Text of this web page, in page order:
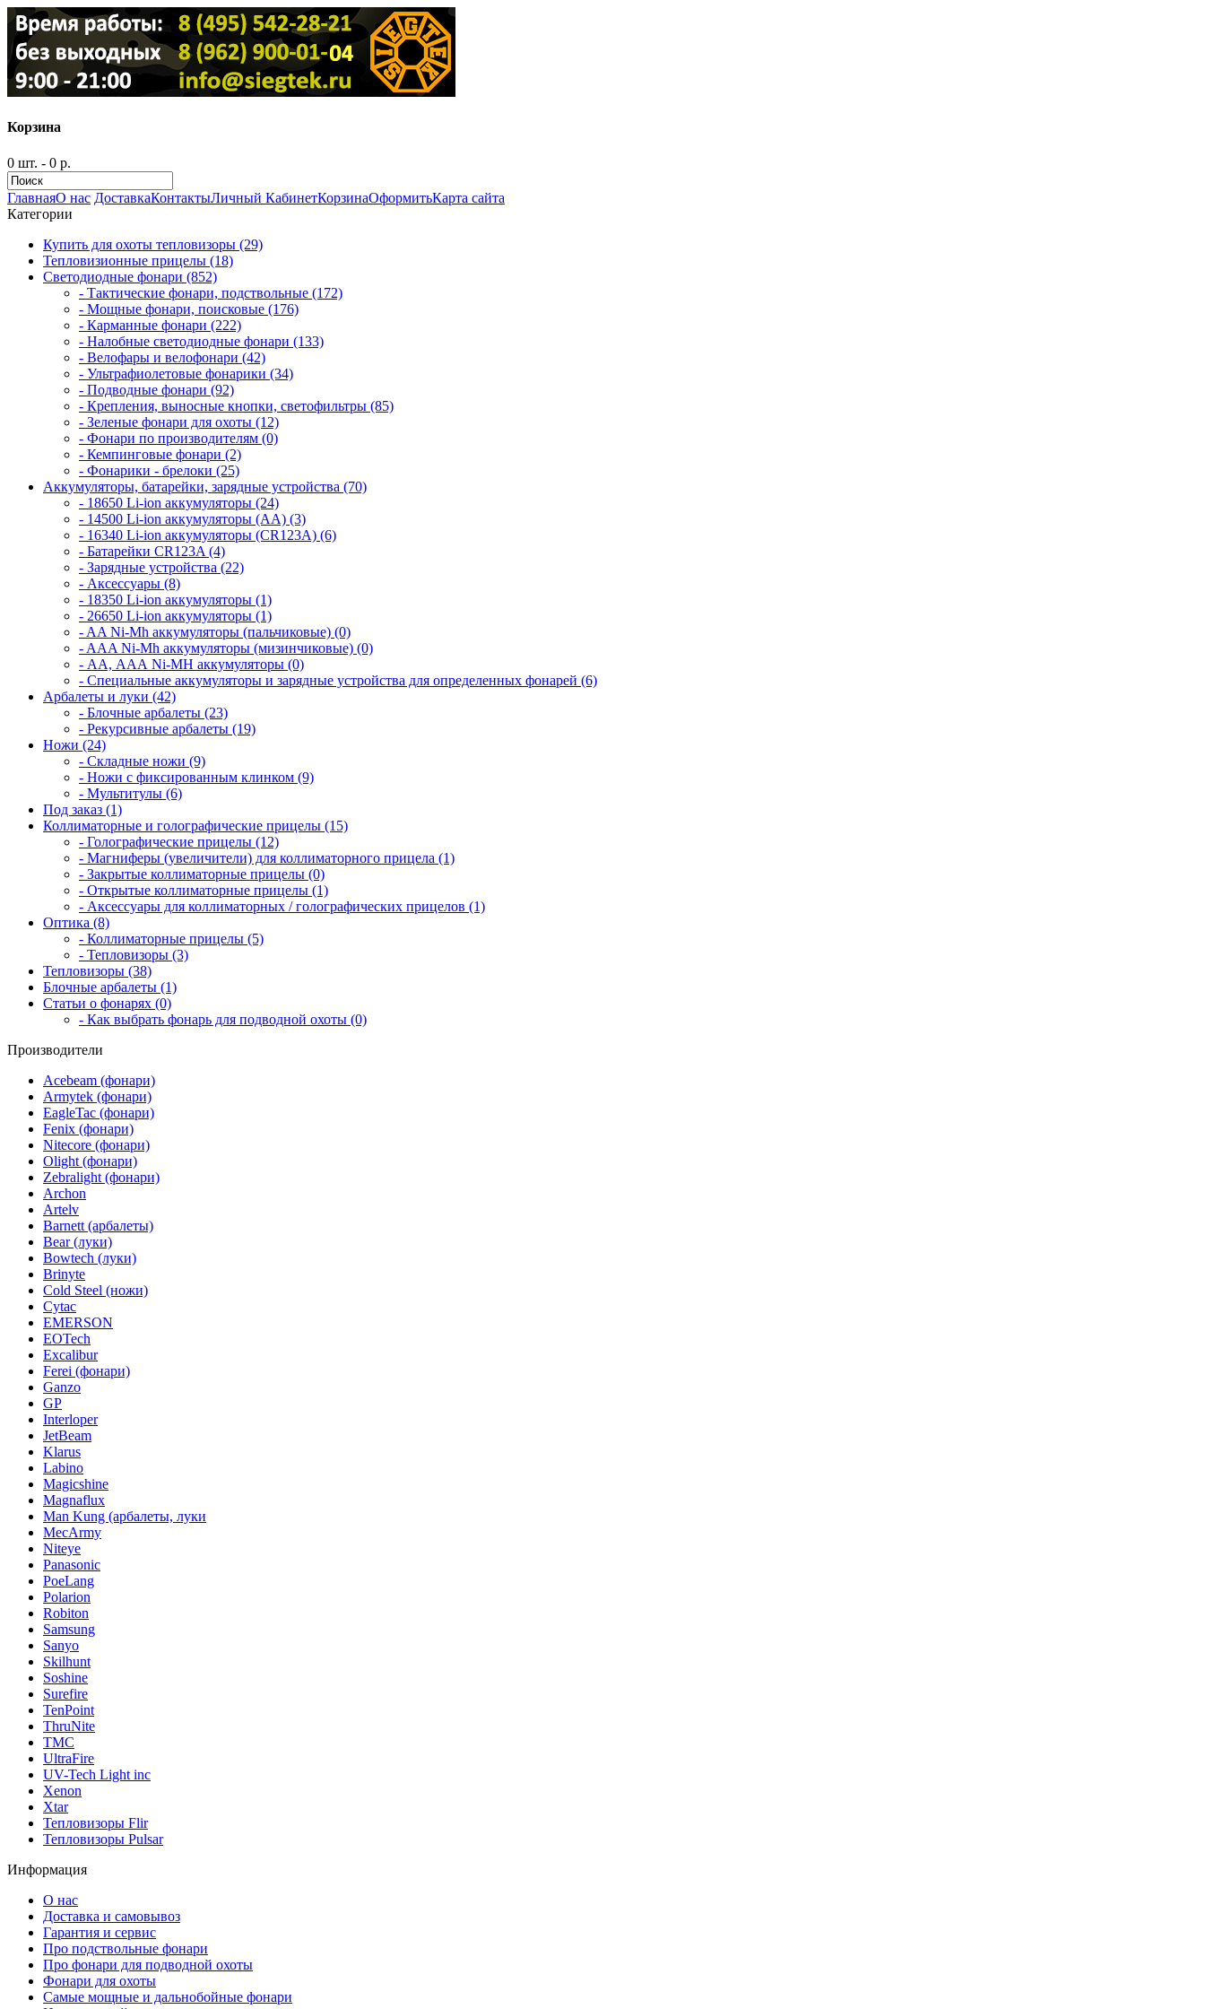
Корзина
0 шт. - 0 р.
ГлавнаяО нас ДоставкаКонтактыЛичный КабинетКорзинаОформитьКарта сайта
Категории
Купить для охоты тепловизоры (29)
Тепловизионные прицелы (18)
Светодиодные фонари (852)
- Тактические фонари, подствольные (172)
- Мощные фонари, поисковые (176)
- Карманные фонари (222)
- Налобные светодиодные фонари (133)
- Велофары и велофонари (42)
- Ультрафиолетовые фонарики (34)
- Подводные фонари (92)
- Крепления, выносные кнопки, светофильтры (85)
- Зеленые фонари для охоты (12)
- Фонари по производителям (0)
- Кемпинговые фонари (2)
- Фонарики - брелоки (25)
Аккумуляторы, батарейки, зарядные устройства (70)
- 18650 Li-ion аккумуляторы (24)
- 14500 Li-ion аккумуляторы (AA) (3)
- 16340 Li-ion аккумуляторы (CR123A) (6)
- Батарейки CR123A (4)
- Зарядные устройства (22)
- Аксессуары (8)
- 18350 Li-ion аккумуляторы (1)
- 26650 Li-ion аккумуляторы (1)
- AA Ni-Mh аккумуляторы (пальчиковые) (0)
- AAA Ni-Mh аккумуляторы (мизинчиковые) (0)
- АА, ААА Ni-MH аккумуляторы (0)
- Специальные аккумуляторы и зарядные устройства для определенных фонарей (6)
Арбалеты и луки (42)
- Блочные арбалеты (23)
- Рекурсивные арбалеты (19)
Ножи (24)
- Складные ножи (9)
- Ножи с фиксированным клинком (9)
- Мультитулы (6)
Под заказ (1)
Коллиматорные и голографические прицелы (15)
- Голографические прицелы (12)
- Магниферы (увеличители) для коллиматорного прицела (1)
- Закрытые коллиматорные прицелы (0)
- Открытые коллиматорные прицелы (1)
- Аксессуары для коллиматорных / голографических прицелов (1)
Оптика (8)
- Коллиматорные прицелы (5)
- Тепловизоры (3)
Тепловизоры (38)
Блочные арбалеты (1)
Статьи о фонарях (0)
- Как выбрать фонарь для подводной охоты (0)
Производители
Acebeam (фонари)
Armytek (фонари)
EagleTac (фонари)
Fenix (фонари)
Nitecore (фонари)
Olight (фонари)
Zebralight (фонари)
Archon
Artelv
Barnett (арбалеты)
Bear (луки)
Bowtech (луки)
Brinyte
Cold Steel (ножи)
Cytac
EMERSON
EOTech
Excalibur
Ferei (фонари)
Ganzo
GP
Interloper
JetBeam
Klarus
Labino
Magicshine
Magnaflux
Man Kung (арбалеты, луки
MecArmy
Niteye
Panasonic
PoeLang
Polarion
Robiton
Samsung
Sanyo
Skilhunt
Soshine
Surefire
TenPoint
ThruNite
TMC
UltraFire
UV-Tech Light inc
Xenon
Xtar
Тепловизоры Flir
Тепловизоры Pulsar
Информация
О нас
Доставка и самовывоз
Гарантия и сервис
Про подствольные фонари
Про фонари для подводной охоты
Фонари для охоты
Самые мощные и дальнобойные фонари